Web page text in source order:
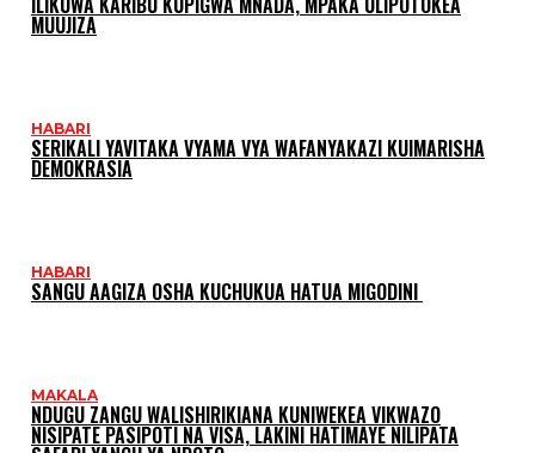
MUUJIZA
HABARI
SERIKALI YAVITAKA VYAMA VYA WAFANYAKAZI KUIMARISHA
DEMOKRASIA
HABARI
SANGU AAGIZA OSHA KUCHUKUA HATUA MIGODINI ‎
MAKALA
NDUGU ZANGU WALISHIRIKIANA KUNIWEKEA VIKWAZO
NISIPATE PASIPOTI NA VISA, LAKINI HATIMAYE NILIPATA